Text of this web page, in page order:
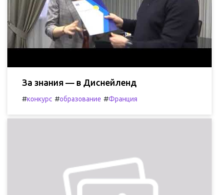
За знания — в Диснейленд
#конкурс #образование #Франция